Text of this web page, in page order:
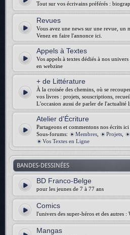
Tout sur vos écrivains préférés :
Revues
Vous avez une news sur une revue, un
Venez en faire l'annonce ici.
Appels à Textes
Vos appels à textes dédiés à nos
en webzine
+ de Littérature
À la croisée des chemins, où se
vos livres : projets, souscriptions,
L'occasion aussi de parler de l'actualité
Atelier d'Écriture
Partageons et commentons nos écrits ici
Sous-forums:
Membres Projets
Vos Textes en Ligne
BANDES-DESSINÉES
BD Franco-Belge
pour les jeunes de 7 à 77 ans
Comics
l'univers des super-héros et des autres
Mangas